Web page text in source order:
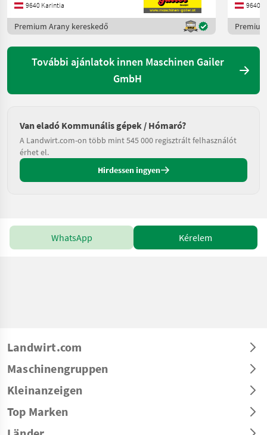
9640 Karintia
Premium Arany kereskedő
9640
További ajánlatok innen Maschinen Gailer
GmbH
Van eladó Kommunális gépek / Hómaró?
A Landwirt.com-on több mint 545 000 regisztrált felhasználót
érhet el.
Hirdessen ingyen
WhatsApp Kérelem
Landwirt.com
Maschinengruppen
Kleinanzeigen
Top Marken